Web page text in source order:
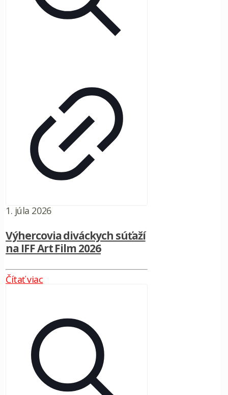
1. júla 2026
Výhercovia diváckych súťaží
na IFF Art Film 2026
Čítať viac